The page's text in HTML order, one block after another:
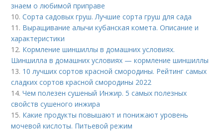
знаем о любимой приправе
10.Сорта садовых груш. Лучшие сорта груш для сада
11. Выращивание алычи кубанская комета. Описание и
характеристики
12. Кормление шиншиллы в домашних условиях.
Шиншилла в домашних условиях — кормление шиншиллы
13. 10 лучших сортов красной смородины. Рейтинг самых
сладких сортов красной смородины 2022
14.Чем полезен сушеный Инжир. 5 самых полезных
свойств сушеного инжира
15. Какие продукты повышают и понижают уровень
мочевой кислоты. Питьевой режим